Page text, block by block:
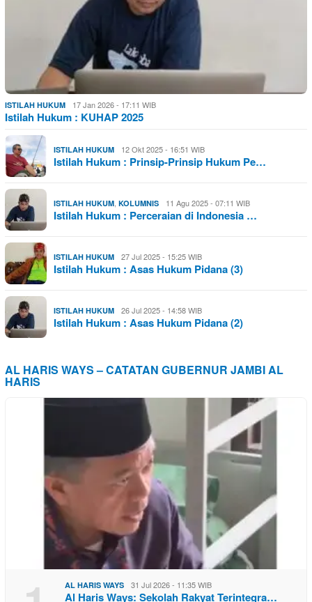
ISTILAH HUKUM 17 Jan 2026 - 17:11 WIB
Istilah Hukum : KUHAP 2025
ISTILAH HUKUM 12 Okt 2025 - 16:51 WIB
Istilah Hukum : Prinsip-Prinsip Hukum Pe…
ISTILAH HUKUM, KOLUMNIS 11 Agu 2025 - 07:11 WIB
Istilah Hukum : Perceraian di Indonesia …
ISTILAH HUKUM 27 Jul 2025 - 15:25 WIB
Istilah Hukum : Asas Hukum Pidana (3)
ISTILAH HUKUM 26 Jul 2025 - 14:58 WIB
Istilah Hukum : Asas Hukum Pidana (2)
AL HARIS WAYS – CATATAN GUBERNUR JAMBI AL
HARIS
AL HARIS WAYS 31 Jul 2026 - 11:35 WIB
Al Haris Ways: Sekolah Rakyat Terintegra…